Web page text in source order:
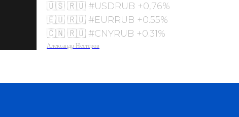
🇺🇸 🇷🇺 #USDRUB +0,76%
🇪🇺 🇷🇺 #EURRUB +0.55%
🇨🇳 🇷🇺 #CNYRUB +0.31%
Александр Нестеров